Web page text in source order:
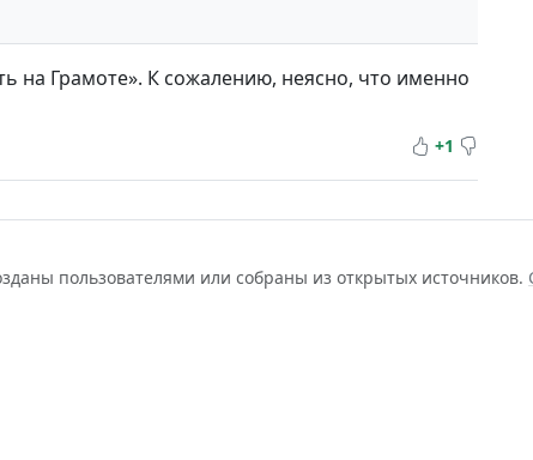
на Грамоте». К сожалению, неясно, что именно
+1
пользователями или собраны из открытых источников.